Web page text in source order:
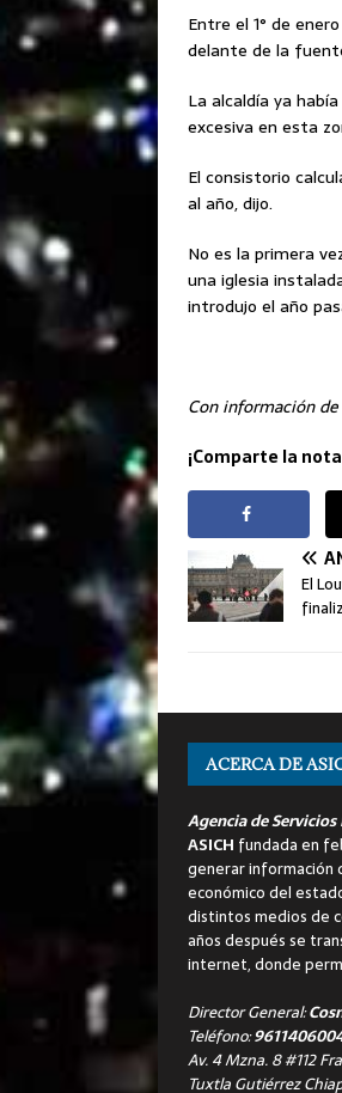
Entre el 1° de
delante de la
La alcaldía ya
excesiva en esta
El consistorio
al año, dijo.
No es la primera
una iglesia
introdujo el año
Con información de
¡Comparte la
El
ACERCA DE
Agencia de
ASICH fundada en
generar información
económico del
distintos medios de
años después se
internet, donde
Director General:
Teléfono:
Av. 4 Mzna. 8 #112
Tuxtla Gutiérrez